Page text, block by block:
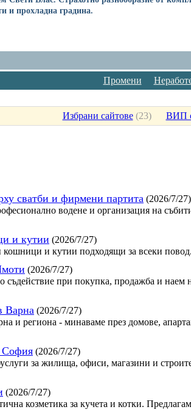
и прохладна градина.
Промени
Избрани сайтове(23) ВИП
сватби и фирмени партита (2026/7/27)
водене и организация на
и кутии (2026/7/27)
и кутии подходящи за всеки повод.
(2026/7/27)
при покупка, продажба и
Варна (2026/7/27)
и региона - минаваме през домове,
София (2026/7/27)
за жилища, офиси, магазини и
(2026/7/27)
козметика за кучета и котки.